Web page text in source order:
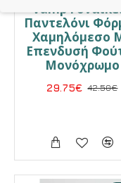
Vamp
Παντελόνι
Χαμηλόμεσο
Επενδυσή
Μονόχρωμο
29.75€ 42.50€